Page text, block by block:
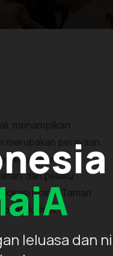
leluasa dan
menampilkan
merupakan perayaan
langsung,
dan pelaku
lokasi utama Taman
kuliner